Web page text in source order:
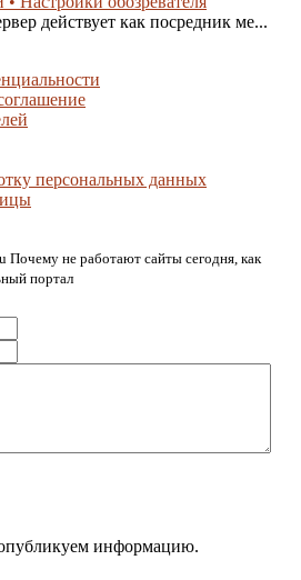
действует как посредник ме...
персональных данных
Почему не работают сайты сегодня, как
портал
информацию.